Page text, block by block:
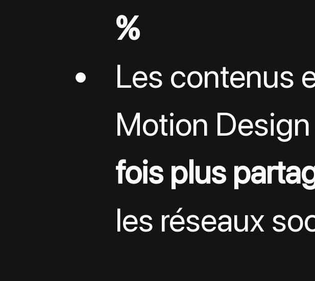
%
Les contenus
Motion
fois plus
les réseaux